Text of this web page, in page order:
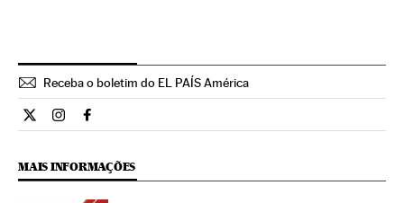
Receba o boletim do EL PAÍS América
Estilo El País Brasil en Twitter
Estilo El País Brasil en Instagram
Estilo El País Brasil en Facebook
MAIS INFORMAÇÕES